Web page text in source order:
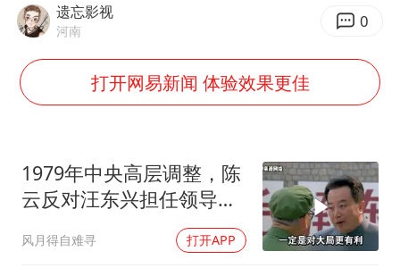
浙江省发出今年第2号指挥长令
生产也能“拼单”了
吴宜泽回应晋级中国赛16强
河南刑案嫌犯被抓 逃窜时伤害多人
娜扎称眼睛恢复情况不太妙
遗忘影视
河南 0
打开网易新闻 体验效果更佳
1979年中央高层调整，陈
云反对汪东兴担任领导职
风月得自难寻 打开APP